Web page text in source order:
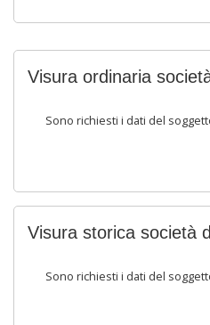
Visura ordinaria
Sono richiesti i dati del
Visura storica società
Sono richiesti i dati del